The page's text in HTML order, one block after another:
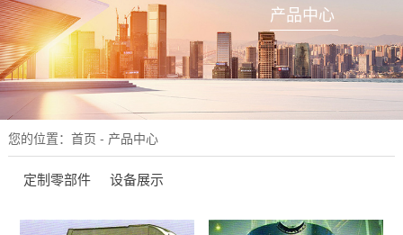
产品中心
您的位置： 首页 - 产品中心
定制零部件 设备展示